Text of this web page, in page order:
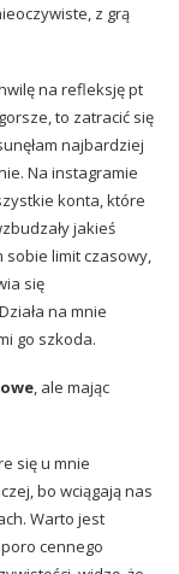
z grą
na refleksję pt
to zatracić się
najbardziej
Na instagramie
konta, które
jakieś
sobie limit czasowy,
się
na mnie
go szkoda.
, ale mając
się u mnie
bo wciągają nas
Warto jest
cennego